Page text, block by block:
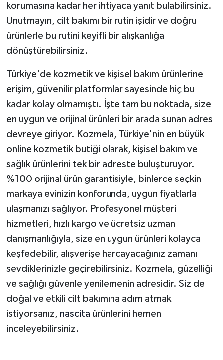
korumasına kadar her ihtiyaca yanıt bulabilirsiniz.
Unutmayın, cilt bakımı bir rutin işidir ve doğru
ürünlerle bu rutini keyifli bir alışkanlığa
dönüştürebilirsiniz.
Türkiye'de kozmetik ve kişisel bakım ürünlerine
erişim, güvenilir platformlar sayesinde hiç bu
kadar kolay olmamıştı. İşte tam bu noktada, size
en uygun ve orijinal ürünleri bir arada sunan adres
devreye giriyor. Kozmela, Türkiye'nin en büyük
online kozmetik butiği olarak, kişisel bakım ve
sağlık ürünlerini tek bir adreste buluşturuyor.
%100 orijinal ürün garantisiyle, binlerce seçkin
markaya evinizin konforunda, uygun fiyatlarla
ulaşmanızı sağlıyor. Profesyonel müşteri
hizmetleri, hızlı kargo ve ücretsiz uzman
danışmanlığıyla, size en uygun ürünleri kolayca
keşfedebilir, alışverişe harcayacağınız zamanı
sevdiklerinizle geçirebilirsiniz. Kozmela, güzelliği
ve sağlığı güvenle yenilemenin adresidir. Siz de
doğal ve etkili cilt bakımına adım atmak
istiyorsanız, nascita ürünlerini hemen
inceleyebilirsiniz.